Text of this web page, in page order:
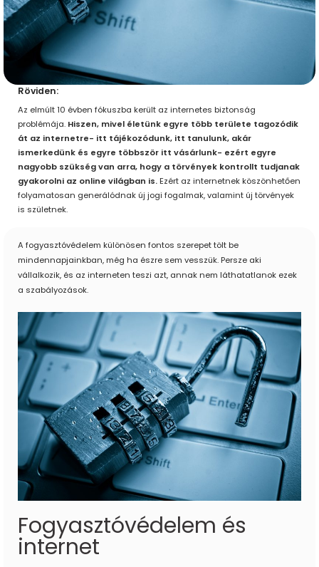
Röviden:
Az elmúlt 10 évben fókuszba került az internetes biztonság
problémája. Hiszen, mivel életünk egyre több területe tagozódik
át az internetre- itt tájékozódunk, itt tanulunk, akár
ismerkedünk és egyre többször itt vásárlunk- ezért egyre
nagyobb szükség van arra, hogy a törvények kontrollt tudjanak
gyakorolni az online világban is.Ezért az internetnek köszönhetően
folyamatosan generálódnak új jogi fogalmak, valamint új törvények
is születnek.
A fogyasztóvédelem különösen fontos szerepet tölt be
mindennapjainkban, még ha észre sem vesszük. Persze aki
vállalkozik, és az interneten teszi azt, annak nem láthatatlanok ezek
a szabályozások.
Fogyasztóvédelem és
internet